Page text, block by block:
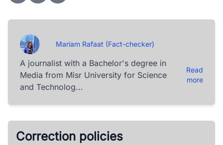
Mariam Rafaat (Fact-checker)
A journalist with a Bachelor's degree in
Media from Misr University for Science
and Technolog...
Read
more
Correction policies